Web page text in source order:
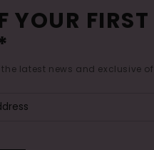
YOUR FIRST
latest news and exclusive